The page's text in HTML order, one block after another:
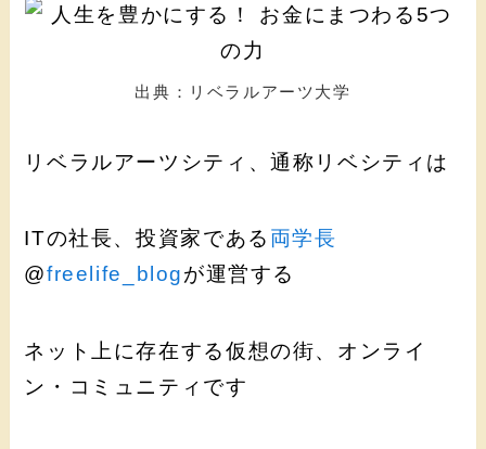
出典：リベラルアーツ大学
リベラルアーツシティ、通称リベシティは
ITの社長、投資家である 両学長
@freelife_blogが運営する
ネット上に存在する仮想の街、オンライ
ン・コミュニティです